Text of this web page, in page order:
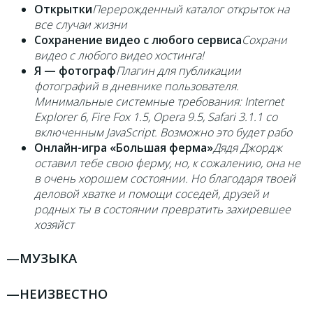
ОткрыткиПерерожденный каталог открыток на
все случаи жизни
Сохранение видео с любого сервисаСохрани
видео с любого видео хостинга!
Я — фотографПлагин для публикации
фотографий в дневнике пользователя.
Минимальные системные требования: Internet
Explorer 6, Fire Fox 1.5, Opera 9.5, Safari 3.1.1 со
включенным JavaScript. Возможно это будет рабо
Онлайн-игра «Большая ферма»Дядя Джордж
оставил тебе свою ферму, но, к сожалению, она не
в очень хорошем состоянии. Но благодаря твоей
деловой хватке и помощи соседей, друзей и
родных ты в состоянии превратить захиревшее
хозяйст
—МУЗЫКА
—НЕИЗВЕСТНО